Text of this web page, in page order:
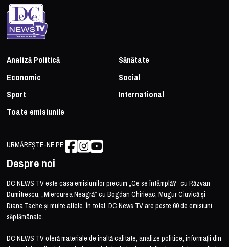
Analiză Politică
Sănătate
Economic
Social
Sport
International
Toate emisiunile
URMĂREȘTE-NE PE:
Despre noi
DC NEWS TV este casa emisiunilor precum „Ce se întâmplă?” cu Răzvan
Dumitrescu, „Miercurea Neagră” cu Bogdan Chirieac, Mugur Ciuvică și
Diana Tache și multe altele. În total, DC News TV are peste 60 de emisiuni
săptămânale.
DC NEWS TV oferă materiale de înaltă calitate, analize politice, informații din